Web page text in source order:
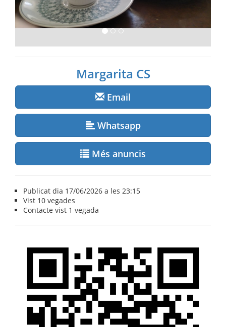
Margarita CS
Email
Whatsapp
Més anuncis
Publicat dia 17/06/2026 a les 23:15
Vist 10 vegades
Contacte vist 1 vegada